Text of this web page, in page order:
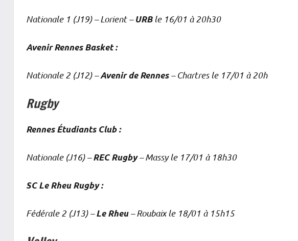
Nationale 1 (J19) – Lorient –URBle 16/01 à 20h30
Avenir Rennes Basket :
Nationale 2 (J12) –Avenir de Rennes– Chartres le 17/01 à 20h
Rugby
Rennes Étudiants Club :
Nationale (J16) –REC Rugby– Massy le 17/01 à 18h30
SC Le Rheu Rugby :
Fédérale 2 (J13) –Le Rheu– Roubaix le 18/01 à 15h15